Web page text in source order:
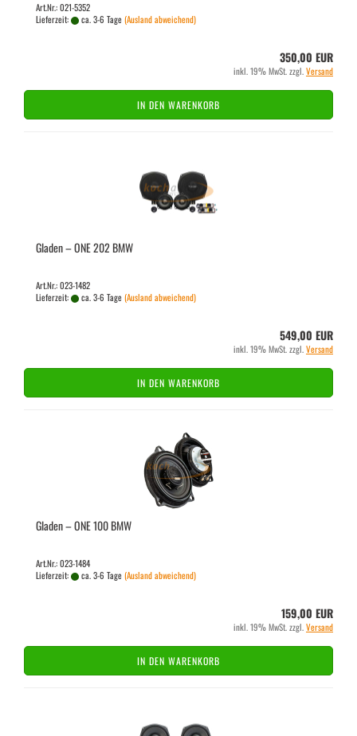
Art.Nr.: 021-5352
Lieferzeit:
ca. 3-6 Tage(Ausland abweichend)
350,00 EUR
inkl. 19% MwSt. zzgl.Versand
IN DEN WARENKORB
Gla­den – ONE 202 BMW
Art.Nr.: 023-1482
Lieferzeit:
ca. 3-6 Tage(Ausland abweichend)
549,00 EUR
inkl. 19% MwSt. zzgl.Versand
IN DEN WARENKORB
Gla­den – ONE 100 BMW
Art.Nr.: 023-1484
Lieferzeit:
ca. 3-6 Tage(Ausland abweichend)
159,00 EUR
inkl. 19% MwSt. zzgl.Versand
IN DEN WARENKORB